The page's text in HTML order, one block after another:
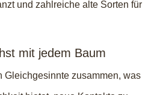
und zahlreiche alte Sorten für
mit jedem Baum
Gleichgesinnte zusammen, was